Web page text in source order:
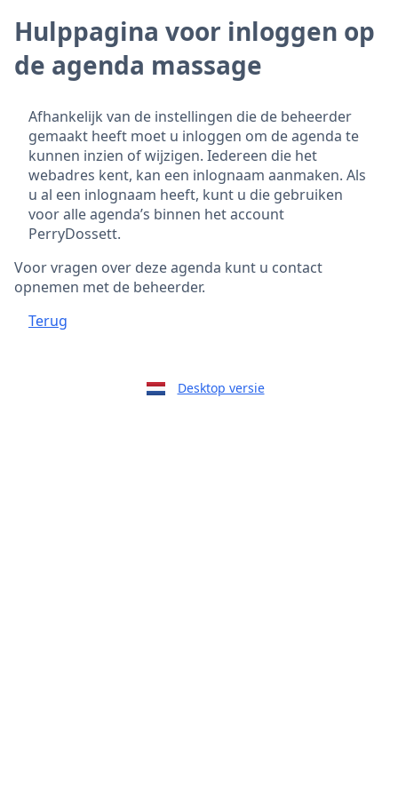
Hulppagina voor inloggen op
de agenda massage
Afhankelijk van de instellingen die de beheerder
gemaakt heeft moet u inloggen om de agenda te
kunnen inzien of wijzigen. Iedereen die het
webadres kent, kan een inlognaam aanmaken. Als
u al een inlognaam heeft, kunt u die gebruiken
voor alle agenda’s binnen het account
PerryDossett.
Voor vragen over deze agenda kunt u contact
opnemen met de beheerder.
Terug
Desktop versie